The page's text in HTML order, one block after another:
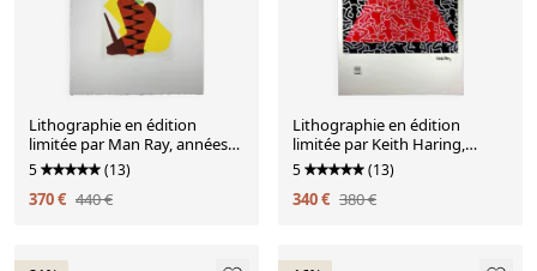
Lithographie en édition
limitée par Man Ray, années
1970. Signature de l'auteur et
numérotée au crayon.
5 (13)
370 € 440 €
Lithographie en édition
limitée par Keith Haring,
années 1990 - Numérotée au
crayon
5 (13)
340 € 380 €